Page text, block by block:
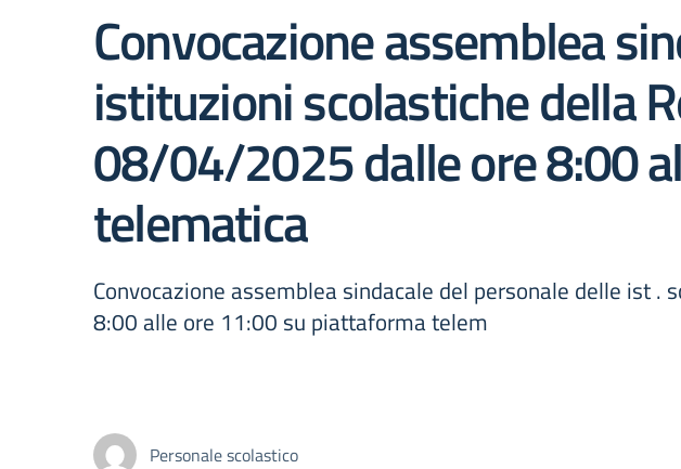
Convocazione assemblea
istituzioni scolastiche della
08/04/2025 dalle ore 8:00
telematica
Convocazione assemblea sindacale del personale delle ist
8:00 alle ore 11:00 su piattaforma telem
Personale scolastico